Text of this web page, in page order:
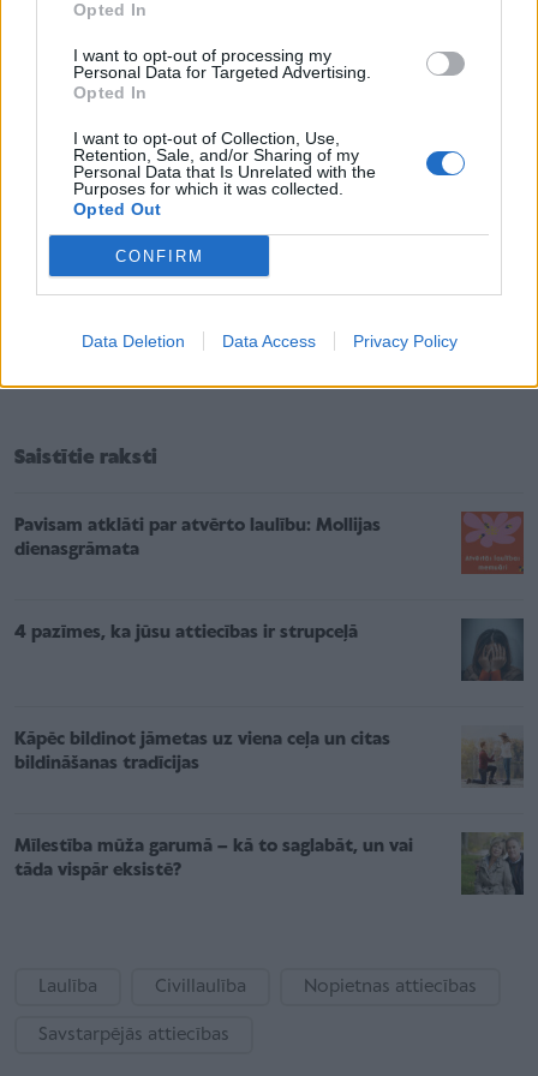
Opted In
I want to opt-out of processing my
Personal Data for Targeted Advertising.
Opted In
I want to opt-out of Collection, Use,
Retention, Sale, and/or Sharing of my
Personal Data that Is Unrelated with the
Purposes for which it was collected.
Opted Out
CONFIRM
Data Deletion Data Access Privacy Policy
Bailes no svinīgām ceremonijām.It kā jau izklausās
smieklīgi, tomēr ir vīrieši, kuri pat savu vidusskolas
izlaidumu atceras kā ļaunāko murgu. Protams, ir
cerības, ka lielas mīlas vārdā šī tipa vīrieši arī varētu
saņemties. Bet tās noteikti nebūs lielas kāzas. Tas
šiem vīriešiem liktos liekākais dzīves murgs.
mēdz būt uzticīgi saviem principiem. Arī tad, ja savu
Saistītie raksti
Pavisam atklāti par atvērto laulību: Mollijas
dienasgrāmata
4 pazīmes, ka jūsu attiecības ir strupceļā
Kāpēc bildinot jāmetas uz viena ceļa un citas
bildināšanas tradīcijas
Mīlestība mūža garumā – kā to saglabāt, un vai
tāda vispār eksistē?
Laulība Civillaulība Nopietnas attiecības
Savstarpējās attiecības